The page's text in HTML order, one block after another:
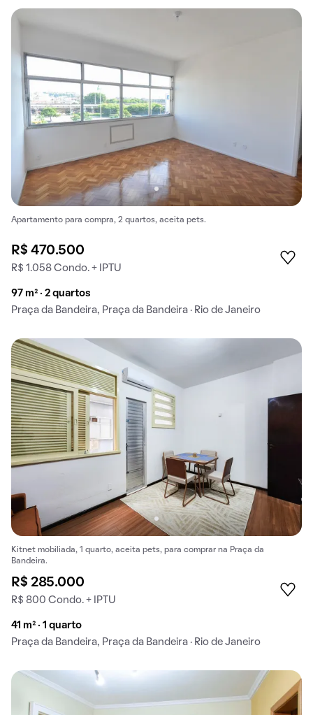
Apartamento para compra, 2 quartos, aceita pets.
R$ 470.500
R$ 1.058 Condo. + IPTU
97 m² · 2 quartos
Praça da Bandeira, Praça da Bandeira · Rio de Janeiro
Kitnet mobiliada, 1 quarto, aceita pets, para comprar na Praça da
Bandeira.
R$ 285.000
R$ 800 Condo. + IPTU
41 m² · 1 quarto
Praça da Bandeira, Praça da Bandeira · Rio de Janeiro